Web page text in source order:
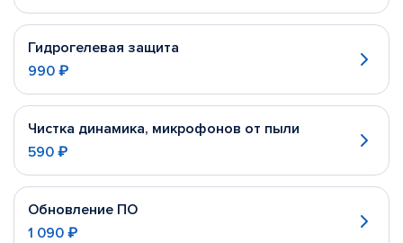
Гидрогелевая защита
990 ₽
Чистка динамика, микрофонов от пыли
590 ₽
Обновление ПО
1 090 ₽